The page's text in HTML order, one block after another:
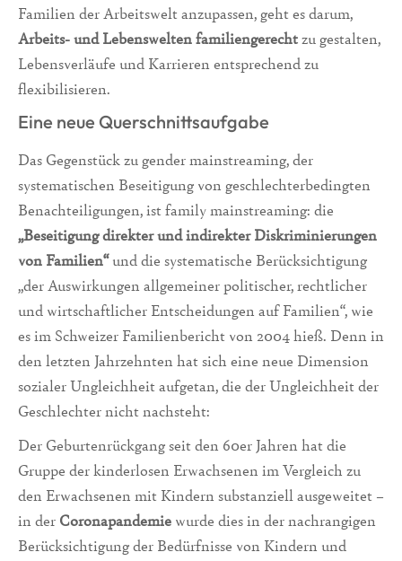
Familien der Arbeitswelt anzupassen, geht es darum,
Arbeits- und Lebenswelten familiengerechtzu gestalten,
Lebensverläufe und Karrieren entsprechend zu
flexibilisieren.
Eine neue Querschnittsaufgabe
Das Gegenstück zu gender mainstreaming, der
systematischen Beseitigung von geschlechterbedingten
Benachteiligungen, ist family mainstreaming: die
„Beseitigung direkter und indirekter Diskriminierungen
von Familien“und die systematische Berücksichtigung
„der Auswirkungen allgemeiner politischer, rechtlicher
und wirtschaftlicher Entscheidungen auf Familien“, wie
es im Schweizer Familienbericht von 2004 hieß. Denn in
den letzten Jahrzehnten hat sich eine neue Dimension
sozialer Ungleichheit aufgetan, die der Ungleichheit der
Geschlechter nicht nachsteht:
Der Geburtenrückgang seit den 60er Jahren hat die
Gruppe der kinderlosen Erwachsenen im Vergleich zu
den Erwachsenen mit Kindern substanziell ausgeweitet –
in der Coronapandemie wurde dies in der nachrangigen
Berücksichtigung der Bedürfnisse von Kindern und